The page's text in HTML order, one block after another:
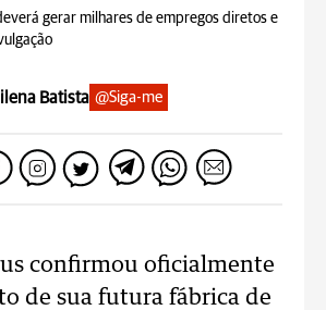
gerar milhares de empregos diretos e
Batista @Siga-me
confirmou oficialmente
de sua futura fábrica de